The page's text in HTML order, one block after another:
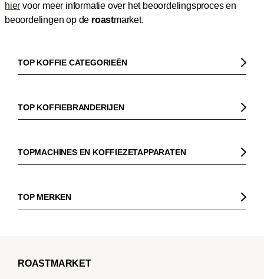
hier voor meer informatie over het beoordelingsproces en
beoordelingen op de roastmarket.
TOP KOFFIE CATEGORIEËN
Koffiebonen
Biologische koffie
Espresso
French Press koffie
TOP KOFFIEBRANDERIJEN
Dinzler
Elbgold
Tre Forze
TOPMACHINES EN KOFFIEZETAPPARATEN
Pistonmachines
Filter koffiezetapparaten
TOP MERKEN
ROASTMARKET